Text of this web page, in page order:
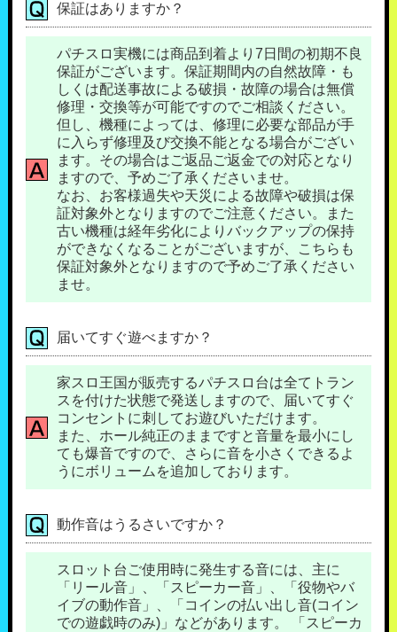
保証はありますか？
パチスロ実機には商品到着より7日間の初期不良
保証がございます。保証期間内の自然故障・も
しくは配送事故による破損・故障の場合は無償
修理・交換等が可能ですのでご相談ください。
但し、機種によっては、修理に必要な部品が手
に入らず修理及び交換不能となる場合がござい
ます。その場合はご返品ご返金での対応となり
ますので、予めご了承くださいませ。
なお、お客様過失や天災による故障や破損は保
証対象外となりますのでご注意ください。また
古い機種は経年劣化によりバックアップの保持
ができなくなることがございますが、こちらも
保証対象外となりますので予めご了承ください
ませ。
届いてすぐ遊べますか？
家スロ王国が販売するパチスロ台は全てトラン
スを付けた状態で発送しますので、届いてすぐ
コンセントに刺してお遊びいただけます。
また、ホール純正のままですと音量を最小にし
ても爆音ですので、さらに音を小さくできるよ
うにボリュームを追加しております。
動作音はうるさいですか？
スロット台ご使用時に発生する音には、主に
「リール音」、「スピーカー音」、「役物やバ
イブの動作音」、「コインの払い出し音(コイン
での遊戯時のみ)」などがあります。 「スピーカ